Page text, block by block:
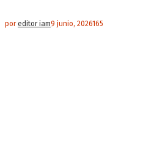
poreditor iam9 junio, 2026165